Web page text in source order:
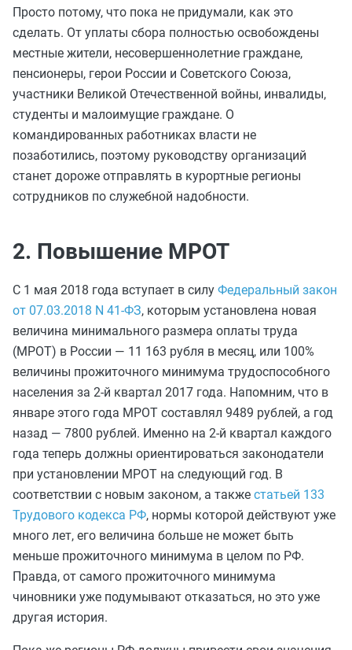
Просто потому, что пока не придумали, как это
сделать. От уплаты сбора полностью освобождены
местные жители, несовершеннолетние граждане,
пенсионеры, герои России и Советского Союза,
участники Великой Отечественной войны, инвалиды,
студенты и малоимущие граждане. О
командированных работниках власти не
позаботились, поэтому руководству организаций
станет дороже отправлять в курортные регионы
сотрудников по служебной надобности.
2. Повышение МРОТ
С 1 мая 2018 года вступает в силу Федеральный закон
от 07.03.2018 N 41-ФЗ, которым установлена новая
величина минимального размера оплаты труда
(МРОТ) в России — 11 163 рубля в месяц, или 100%
величины прожиточного минимума трудоспособного
населения за 2-й квартал 2017 года. Напомним, что в
январе этого года МРОТ составлял 9489 рублей, а год
назад — 7800 рублей. Именно на 2-й квартал каждого
года теперь должны ориентироваться законодатели
при установлении МРОТ на следующий год. В
соответствии с новым законом, а также статьей 133
Трудового кодекса РФ, нормы которой действуют уже
много лет, его величина больше не может быть
меньше прожиточного минимума в целом по РФ.
Правда, от самого прожиточного минимума
чиновники уже подумывают отказаться, но это уже
другая история.